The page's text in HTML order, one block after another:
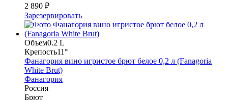
2 890 ₽
Зарезервировать
Объем0.2 L
Крепость11°
Фанагория вино игристое брют белое 0,2 л (Fanagoria
White Brut)
Фанагория
Россия
Брют